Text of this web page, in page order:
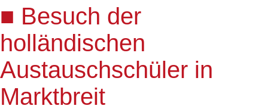
Besuch der
holländischen
Austauschschüler in
Marktbreit